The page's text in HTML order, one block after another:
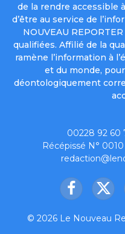
de la rendre accessible
d’être au service de
NOUVEAU
qualifiées. Affilié de la
ramène l’information à
et du monde,
déontologiquement
00228 92 60
Récépissé N°
Facebook
X
© 2026 Le Nouveau